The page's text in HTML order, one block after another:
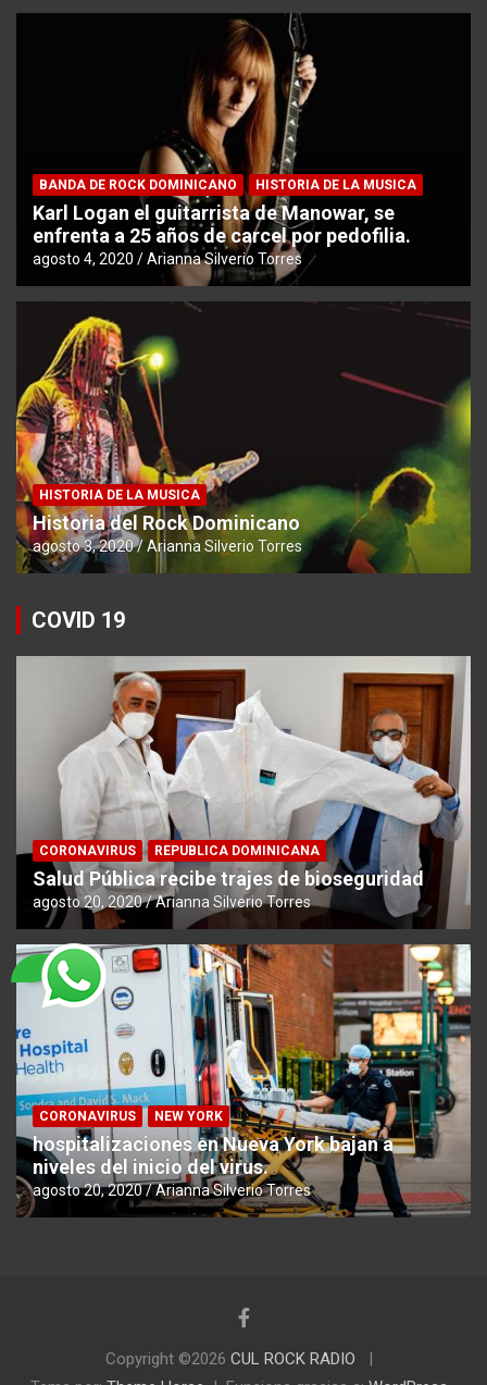
BANDA DE ROCK DOMINICANO HISTORIA DE LA MUSICA
Karl Logan el guitarrista de Manowar, se
enfrenta a 25 años de carcel por pedofilia.
agosto 4, 2020 Arianna Silverio Torres
HISTORIA DE LA MUSICA
Historia del Rock Dominicano
agosto 3, 2020 Arianna Silverio Torres
COVID 19
CORONAVIRUS REPUBLICA DOMINICANA
Salud Pública recibe trajes de bioseguridad
agosto 20, 2020 Arianna Silverio Torres
CORONAVIRUS NEW YORK
hospitalizaciones en Nueva York bajan a
niveles del inicio del virus.
agosto 20, 2020 Arianna Silverio Torres
Copyright ©2026 CUL ROCK RADIO